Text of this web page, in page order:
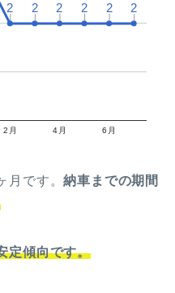
2月 4月 6月
2
2 2
2 2
2 2
2 2
2 2
2
月です。納車までの期間
定傾向です。